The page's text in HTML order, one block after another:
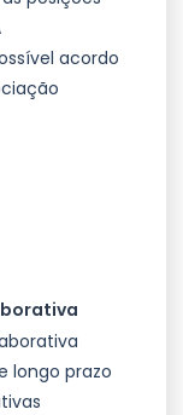
acordo
longo prazo